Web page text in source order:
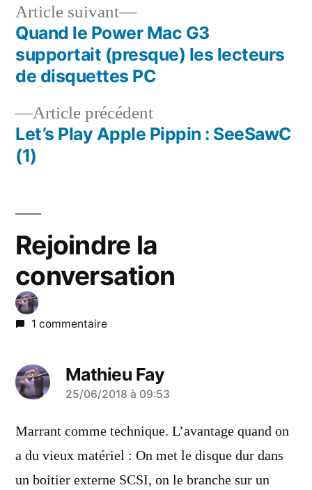
Navigation
de
l’article
Article précédentArticle
précédent :
Let’s Play Apple Pippin : SeeSawC
(1)
Article suivant
Article
suivant :
Quand le Power Mac G3
supportait (presque) les lecteurs
de disquettes PC
Rejoindre la
conversation
1 commentaire
Mathieu Fay
a
dit :
25/06/2018 à 09:53
Marrant comme technique. L’avantage quand on
a du vieux matériel : On met le disque dur dans
un boitier externe SCSI, on le branche sur un